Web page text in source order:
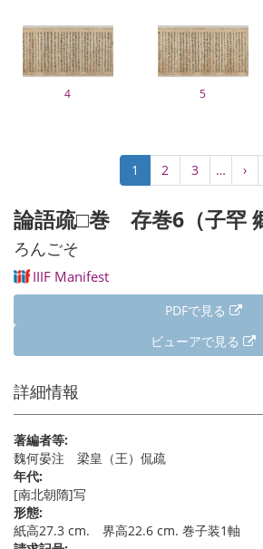
4 5
送
り
カ
レ
ン
ト
1 Page
2 Page
3 …
次
ペ
ー
ジ
›
論語疏□巻 存巻6（子罕
ろんごそ
IIIF Manifest
PDFで見る
ビューアで見る
詳細情報
著編者等:
魏何晏注 梁皇（王）侃疏
年代:
[南北朝隋]写
形態:
紙高27.3 cm. 界高22.6 cm. 巻子装1軸